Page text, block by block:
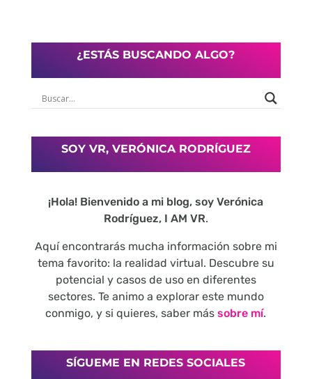
¿ESTÁS BUSCANDO ALGO?
SOY VR, VERÓNICA RODRÍGUEZ
¡Hola! Bienvenido a mi blog, soy Verónica
Rodríguez, I AM VR.
Aquí encontrarás mucha información sobre mi
tema favorito: la realidad virtual. Descubre su
potencial y casos de uso en diferentes
sectores. Te animo a explorar este mundo
conmigo, y si quieres, saber mássobre mí.
SÍGUEME EN REDES SOCIALES